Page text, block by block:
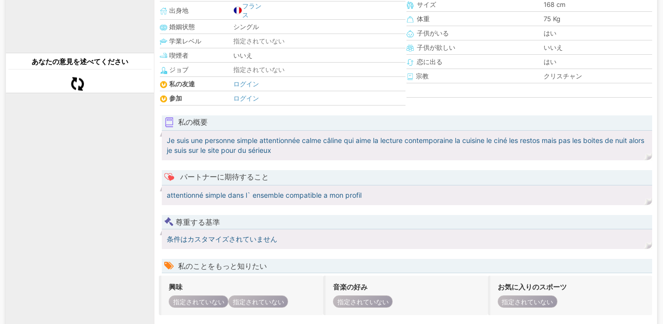
あなたの意見を述べてください
出身地
フラン
ス
婚姻状態
シングル
学業レベル
指定されていない
喫煙者
いいえ
ジョブ
指定されていない
私の友達
ログイン
参加
ログイン
サイズ
168 cm
体重
75 Kg
子供がいる
はい
子供が欲しい
いいえ
恋に出る
はい
宗教
クリスチャン
私の概要
Je suis une personne simple attentionnée calme câline qui aime la lecture contemporaine la cuisine le ciné les restos mais pas les boites de nuit alors
je suis sur le site pour du sérieux
パートナーに期待すること
attentionné simple dans l` ensemble compatible a mon profil
尊重する基準
条件はカスタマイズされていません
私のことをもっと知りたい
興味
指定されていない 指定されていない
音楽の好み
指定されていない
お気に入りのスポーツ
指定されていない